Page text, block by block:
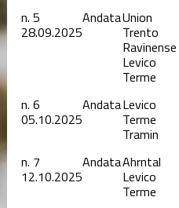
n. 5
28.09.2025
AndataUnion
Trento
Ravinense
Levico
Terme
n. 6
05.10.2025
AndataLevico
Terme
Tramin
n. 7
12.10.2025
AndataAhrntal
Levico
Terme